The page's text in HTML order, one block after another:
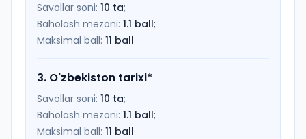
Savollar soni: 10 ta;
Baholash mezoni: 1.1 ball;
Maksimal ball: 11 ball
3. O'zbekiston tarixi*
Savollar soni: 10 ta;
Baholash mezoni: 1.1 ball;
Maksimal ball: 11 ball